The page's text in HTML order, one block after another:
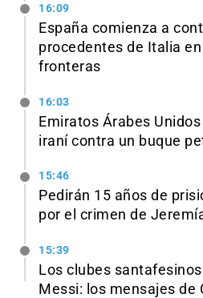
16:09
España comienza a
procedentes de Italia
fronteras
16:03
Emiratos Árabes
iraní contra un buque
15:46
Pedirán 15 años de
por el crimen de
15:39
Los clubes
Messi: los mensajes de